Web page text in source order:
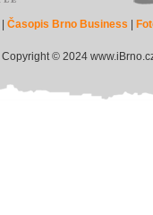
|Časopis Brno Business
Copyright © 2024